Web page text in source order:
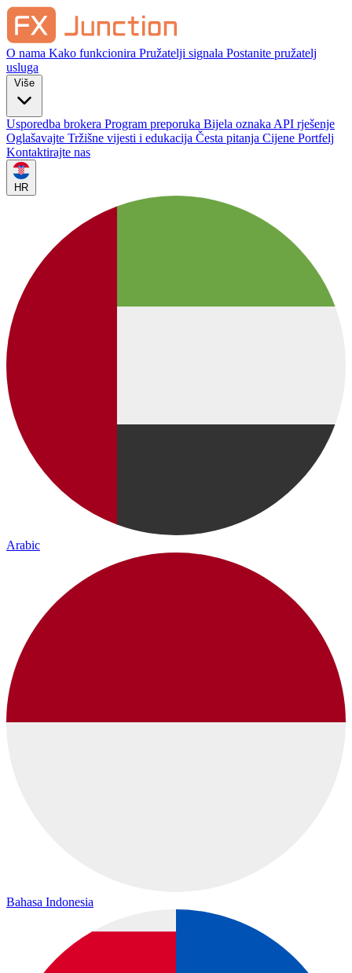
O nama Kako funkcionira Pružatelji signala Postanite pružatelj
usluga
Usporedba brokera Program preporuka Bijela oznaka API rješenje
Oglašavajte Tržišne vijesti i edukacija Česta pitanja Cijene Portfelj
Kontaktirajte nas
HR
Arabic
Bahasa Indonesia